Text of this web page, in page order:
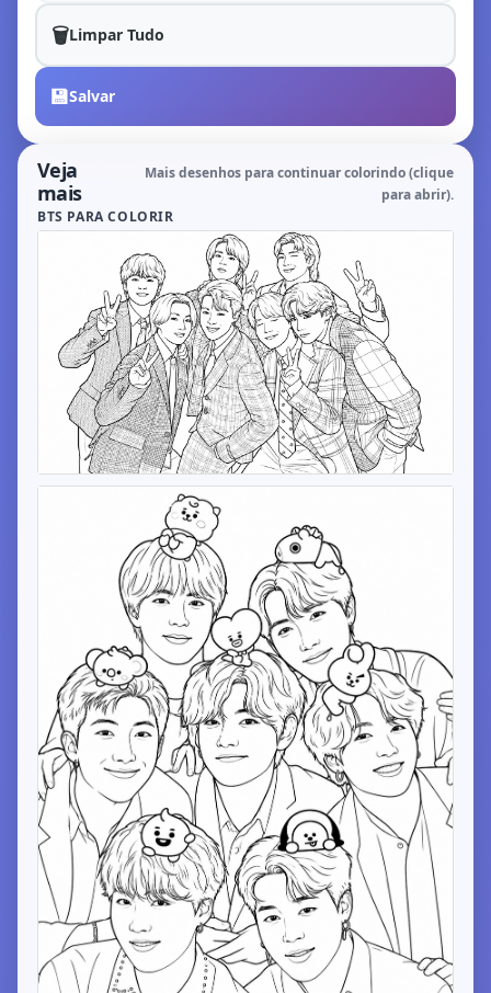
🗑️Limpar Tudo
💾Salvar
Veja
mais
Mais desenhos para continuar colorindo (clique
para abrir).
BTS PARA COLORIR